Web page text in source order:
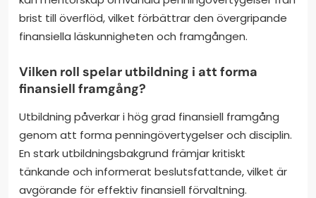
brist till överflöd, vilket förbättrar den övergripande
finansiella läskunnigheten och framgången.
Vilken roll spelar utbildning i att forma
finansiell framgång?
Utbildning påverkar i hög grad finansiell framgång
genom att forma penningövertygelser och disciplin.
En stark utbildningsbakgrund främjar kritiskt
tänkande och informerat beslutsfattande, vilket är
avgörande för effektiv finansiell förvaltning.